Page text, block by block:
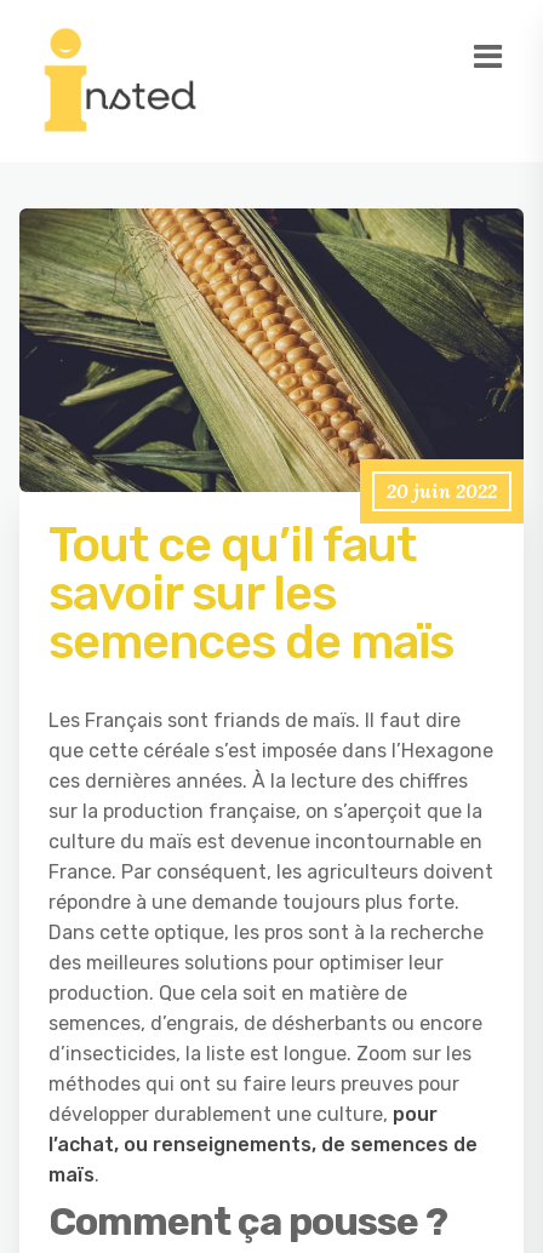
20 juin 2022
Tout ce qu’il faut
savoir sur les
semences de maïs
Les Français sont friands de maïs. Il faut dire
que cette céréale s’est imposée dans l’Hexagone
ces dernières années. À la lecture des chiffres
sur la production française, on s’aperçoit que la
culture du maïs est devenue incontournable en
France. Par conséquent, les agriculteurs doivent
répondre à une demande toujours plus forte.
Dans cette optique, les pros sont à la recherche
des meilleures solutions pour optimiser leur
production. Que cela soit en matière de
semences, d’engrais, de désherbants ou encore
d’insecticides, la liste est longue. Zoom sur les
méthodes qui ont su faire leurs preuves pour
développer durablement une culture, pour
l’achat, ou renseignements, de semences de
maïs.
Comment ça pousse ?